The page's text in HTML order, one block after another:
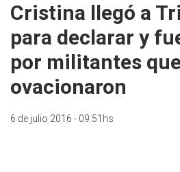
Cristina llegó a
para declarar y
por militantes
ovacionaron
6 de julio 2016 - 09:51hs